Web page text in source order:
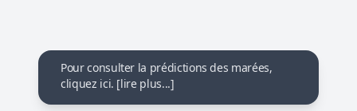
Pour consulter la prédictions des marées,
cliquez ici. [lire plus...]